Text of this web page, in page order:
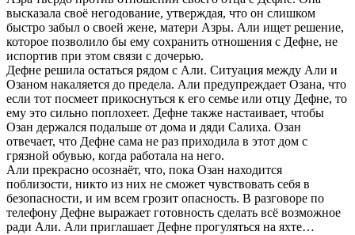
высказала своё негодование, утверждая, что он слишком
быстро забыл о своей жене, матери Азры. Али ищет решение,
которое позволило бы ему сохранить отношения с Дефне, не
испортив при этом связи с дочерью.
Дефне решила остаться рядом с Али. Ситуация между Али и
Озаном накаляется до предела. Али предупреждает Озана, что
если тот посмеет прикоснуться к его семье или отцу Дефне, то
ему это сильно поплохеет. Дефне также настаивает, чтобы
Озан держался подальше от дома и дяди Салиха. Озан
отвечает, что Дефне сама не раз приходила в этот дом с
грязной обувью, когда работала на него.
Али прекрасно осознаёт, что, пока Озан находится
поблизости, никто из них не сможет чувствовать себя в
безопасности, и им всем грозит опасность. В разговоре по
телефону Дефне выражает готовность сделать всё возможное
ради Али. Али приглашает Дефне прогуляться на яхте…